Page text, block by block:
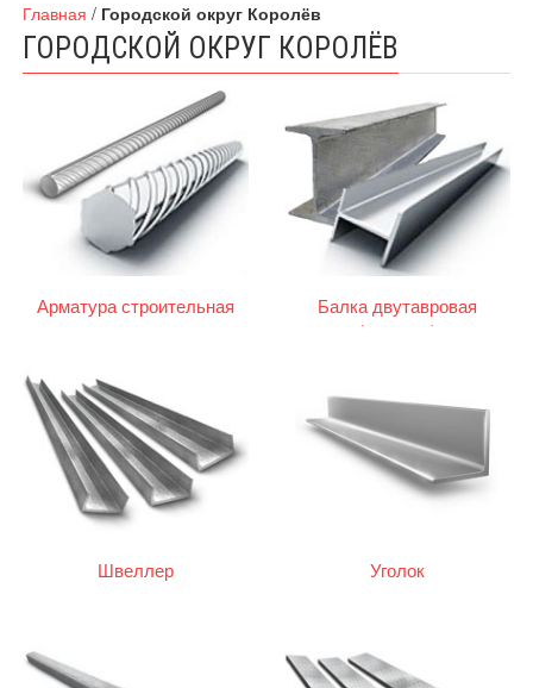
Главная / Городской округ Королёв
ГОРОДСКОЙ ОКРУГ КОРОЛЁВ
Арматура строительная
Балка двутавровая
(двутавр)
Швеллер Уголок